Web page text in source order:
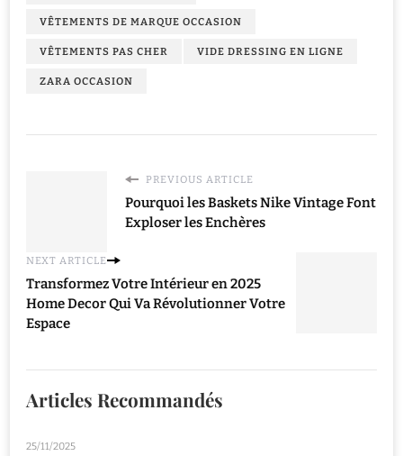
VÊTEMENTS DE MARQUE OCCASION
VÊTEMENTS PAS CHER VIDE DRESSING EN LIGNE
ZARA OCCASION
PREVIOUS ARTICLE
Pourquoi les Baskets Nike Vintage Font
Exploser les Enchères
NEXT ARTICLE
Transformez Votre Intérieur en 2025
Home Decor Qui Va Révolutionner Votre
Espace
Articles Recommandés
25/11/2025